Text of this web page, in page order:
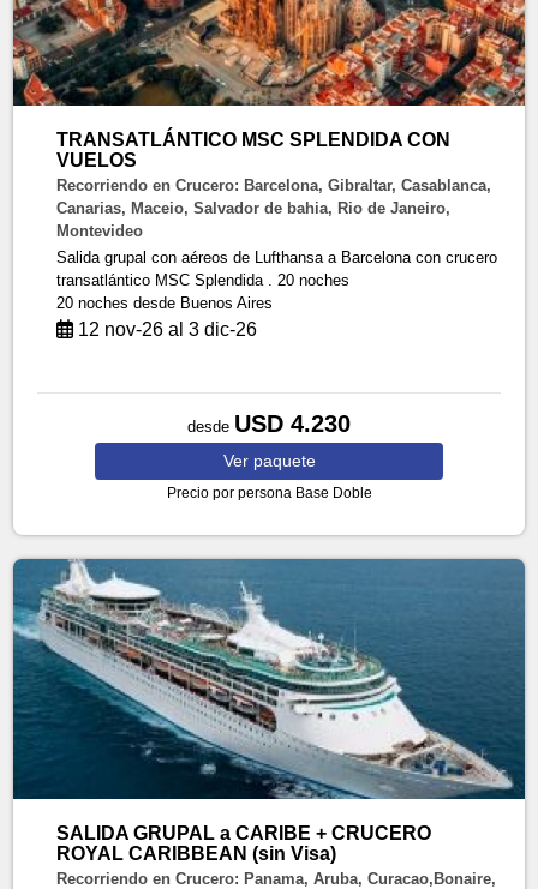
TRANSATLÁNTICO MSC SPLENDIDA CON
VUELOS
Recorriendo en Crucero: Barcelona, Gibraltar, Casablanca,
Canarias, Maceio, Salvador de bahia, Rio de Janeiro,
Montevideo
Salida grupal con aéreos de Lufthansa a Barcelona con crucero
transatlántico MSC Splendida . 20 noches
20 nochesdesde Buenos Aires
12 nov-26 al 3 dic-26
desde USD 4.230
Ver paquete
Precio por persona Base Doble
SALIDA GRUPAL a CARIBE + CRUCERO
ROYAL CARIBBEAN (sin Visa)
Recorriendo en Crucero: Panama, Aruba, Curacao,Bonaire,